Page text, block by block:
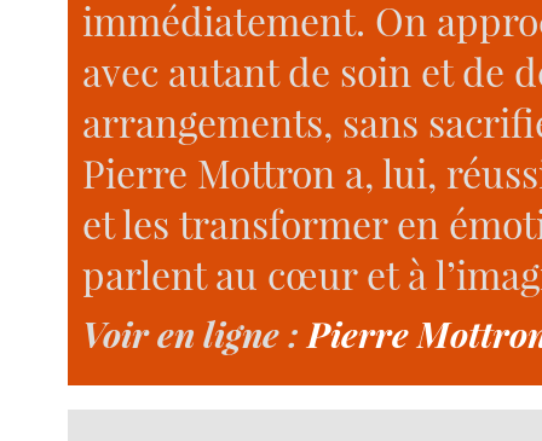
immédiatement. On
avec autant de soin et de
arrangements, sans
Pierre Mottron a, lui,
et les transformer en
parlent au cœur et à
Voir en ligne : Pierre